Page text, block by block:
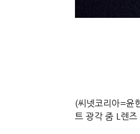
(씨넷코리아=윤
트 광각 줌 L렌